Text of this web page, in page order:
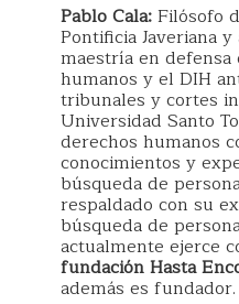
Pablo Cala:Filósofo
Pontificia Javeriana
maestría en
humanos y el DIH
tribunales y cortes
Universidad Santo
derechos humanos
conocimientos y
búsqueda de
respaldado con su
búsqueda de
actualmente ejerce
fundación Hasta
además es fundador.